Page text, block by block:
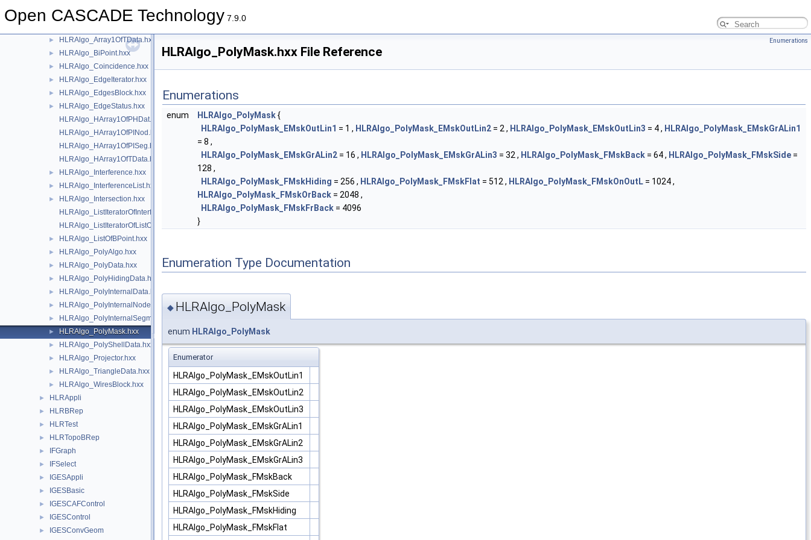
Open CASCADE Technology 7.9.0
► HLRAlgo_Array1OfPINod.hxx
► HLRAlgo_Array1OfTData.hxx
► HLRAlgo_BiPoint.hxx
► HLRAlgo_Coincidence.hxx
► HLRAlgo_EdgeIterator.hxx
► HLRAlgo_EdgesBlock.hxx
►
HLRAlgo_EdgeStatus.hxx
HLRAlgo_HArray1OfPHDat.hxx
HLRAlgo_HArray1OfPINod.hxx
HLRAlgo_HArray1OfPISeg.hxx
HLRAlgo_HArray1OfTData.hxx
► HLRAlgo_Interference.hxx
► HLRAlgo_InterferenceList.hxx
►
HLRAlgo_Intersection.hxx
HLRAlgo_ListIteratorOfInterferenceList.hxx
HLRAlgo_ListIteratorOfListOfBPoint.hxx
► HLRAlgo_ListOfBPoint.hxx
► HLRAlgo_PolyAlgo.hxx
► HLRAlgo_PolyData.hxx
► HLRAlgo_PolyHidingData.hxx
► HLRAlgo_PolyInternalData.hxx
► HLRAlgo_PolyInternalNode.hxx
► HLRAlgo_PolyInternalSegment.hxx
► HLRAlgo_PolyMask.hxx
► HLRAlgo_PolyShellData.hxx
► HLRAlgo_Projector.hxx
► HLRAlgo_TriangleData.hxx
► HLRAlgo_WiresBlock.hxx
► HLRAppli
► HLRBRep
► HLRTest
► HLRTopoBRep
► IFGraph
► IFSelect
► IGESAppli
► IGESBasic
► IGESCAFControl
► IGESControl
►
IGESConvGeom
Enumerations
HLRAlgo_PolyMask.hxx File Reference
Enumerations
enum HLRAlgo_PolyMask{
HLRAlgo_PolyMask_EMskOutLin1 = 1 , HLRAlgo_PolyMask_EMskOutLin2 = 2 , HLRAlgo_PolyMask_EMskOutLin3 = 4 , HLRAlgo_PolyMask_EMskGrALin1
= 8 ,
HLRAlgo_PolyMask_EMskGrALin2 = 16 , HLRAlgo_PolyMask_EMskGrALin3 = 32 , HLRAlgo_PolyMask_FMskBack = 64 , HLRAlgo_PolyMask_FMskSide =
128 ,
HLRAlgo_PolyMask_FMskHiding = 256 , HLRAlgo_PolyMask_FMskFlat = 512 , HLRAlgo_PolyMask_FMskOnOutL = 1024 ,
HLRAlgo_PolyMask_FMskOrBack = 2048 ,
HLRAlgo_PolyMask_FMskFrBack = 4096
}
Enumeration Type Documentation
◆ HLRAlgo_PolyMask
enum HLRAlgo_PolyMask
Enumerator
HLRAlgo_PolyMask_EMskOutLin1
HLRAlgo_PolyMask_EMskOutLin2
HLRAlgo_PolyMask_EMskOutLin3
HLRAlgo_PolyMask_EMskGrALin1
HLRAlgo_PolyMask_EMskGrALin2
HLRAlgo_PolyMask_EMskGrALin3
HLRAlgo_PolyMask_FMskBack
HLRAlgo_PolyMask_FMskSide
HLRAlgo_PolyMask_FMskHiding
HLRAlgo_PolyMask_FMskFlat